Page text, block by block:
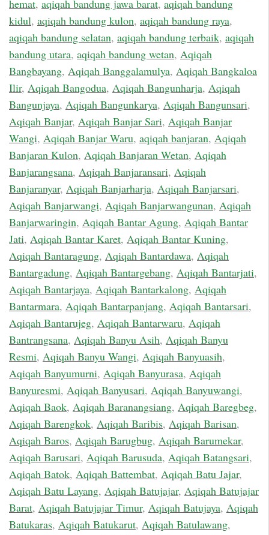
hemat, aqiqah bandung jawa barat, aqiqah bandung
kidul, aqiqah bandung kulon, aqiqah bandung raya,
aqiqah bandung selatan, aqiqah bandung terbaik, aqiqah
bandung utara, aqiqah bandung wetan, Aqiqah
Bangbayang, Aqiqah Banggalamulya, Aqiqah Bangkaloa
Ilir, Aqiqah Bangodua, Aqiqah Bangunharja, Aqiqah
Bangunjaya, Aqiqah Bangunkarya, Aqiqah Bangunsari,
Aqiqah Banjar, Aqiqah Banjar Sari, Aqiqah Banjar
Wangi, Aqiqah Banjar Waru, aqiqah banjaran, Aqiqah
Banjaran Kulon, Aqiqah Banjaran Wetan, Aqiqah
Banjarangsana, Aqiqah Banjaransari, Aqiqah
Banjaranyar, Aqiqah Banjarharja, Aqiqah Banjarsari,
Aqiqah Banjarwangi, Aqiqah Banjarwangunan, Aqiqah
Banjarwaringin, Aqiqah Bantar Agung, Aqiqah Bantar
Jati, Aqiqah Bantar Karet, Aqiqah Bantar Kuning,
Aqiqah Bantaragung, Aqiqah Bantardawa, Aqiqah
Bantargadung, Aqiqah Bantargebang, Aqiqah Bantarjati,
Aqiqah Bantarjaya, Aqiqah Bantarkalong, Aqiqah
Bantarmara, Aqiqah Bantarpanjang, Aqiqah Bantarsari,
Aqiqah Bantarujeg, Aqiqah Bantarwaru, Aqiqah
Bantrangsana, Aqiqah Banyu Asih, Aqiqah Banyu
Resmi, Aqiqah Banyu Wangi, Aqiqah Banyuasih,
Aqiqah Banyumurni, Aqiqah Banyurasa, Aqiqah
Banyuresmi, Aqiqah Banyusari, Aqiqah Banyuwangi,
Aqiqah Baok, Aqiqah Baranangsiang, Aqiqah Baregbeg,
Aqiqah Barengkok, Aqiqah Baribis, Aqiqah Barisan,
Aqiqah Baros, Aqiqah Barugbug, Aqiqah Barumekar,
Aqiqah Barusari, Aqiqah Barusuda, Aqiqah Batangsari,
Aqiqah Batok, Aqiqah Battembat, Aqiqah Batu Jajar,
Aqiqah Batu Layang, Aqiqah Batujajar, Aqiqah Batujajar
Barat, Aqiqah Batujajar Timur, Aqiqah Batujaya, Aqiqah
Batukaras, Aqiqah Batukarut, Aqiqah Batulawang,